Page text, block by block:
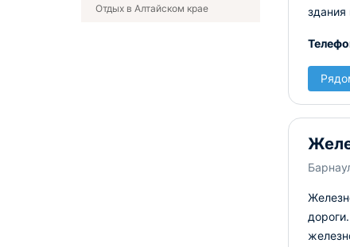
здания
Отдых в Алтайском крае